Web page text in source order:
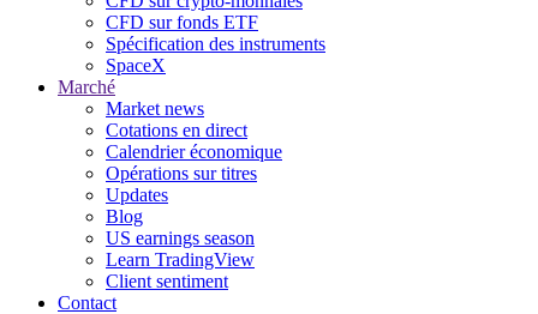
CFD sur fonds ETF
Spécification des instruments
SpaceX
Marché
Market news
Cotations en direct
Calendrier économique
Opérations sur titres
Updates
Blog
US earnings season
Learn TradingView
Client sentiment
Contact